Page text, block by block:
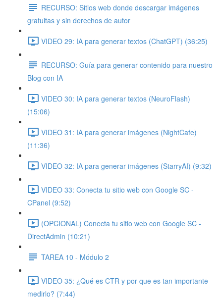
RECURSO: Sitios web donde descargar imágenes
gratuitas y sin derechos de autor
VIDEO 29: IA para generar textos (ChatGPT) (36:25)
RECURSO: Guía para generar contenido para nuestro
Blog con IA
VIDEO 30: IA para generar textos (NeuroFlash)
(15:06)
VIDEO 31: IA para generar imágenes (NightCafe)
(11:36)
VIDEO 32: IA para generar imágenes (StarryAI) (9:32)
VIDEO 33: Conecta tu sitio web con Google SC -
CPanel (9:52)
(OPCIONAL) Conecta tu sitio web con Google SC -
DirectAdmin (10:21)
TAREA 10 - Módulo 2
VIDEO 35: ¿Qué es CTR y por que es tan importante
medirlo? (7:44)